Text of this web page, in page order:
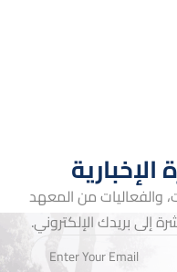
والفعاليات من المعهد
إلى بريدك الإلكتروني.